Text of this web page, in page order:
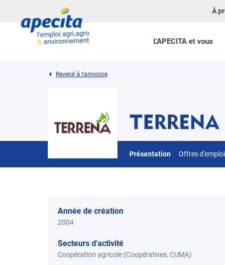
L'APECITA et vous
À
Revenir à l'annonce
TERRENA
Présentation Offres d'emploi
Année de création
2004
Secteurs d'activité
Coopération agricole (Coopératives, CUMA)